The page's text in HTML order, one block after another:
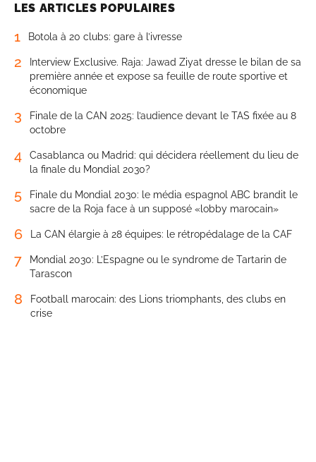
LES ARTICLES POPULAIRES
1 Botola à 20 clubs: gare à l’ivresse
2
Interview Exclusive. Raja: Jawad Ziyat dresse le bilan de sa
première année et expose sa feuille de route sportive et
économique
3
Finale de la CAN 2025: l’audience devant le TAS fixée au 8
octobre
4
Casablanca ou Madrid: qui décidera réellement du lieu de
la finale du Mondial 2030?
5
Finale du Mondial 2030: le média espagnol ABC brandit le
sacre de la Roja face à un supposé «lobby marocain»
6 La CAN élargie à 28 équipes: le rétropédalage de la CAF
7
Mondial 2030: L’Espagne ou le syndrome de Tartarin de
Tarascon
8
Football marocain: des Lions triomphants, des clubs en
crise